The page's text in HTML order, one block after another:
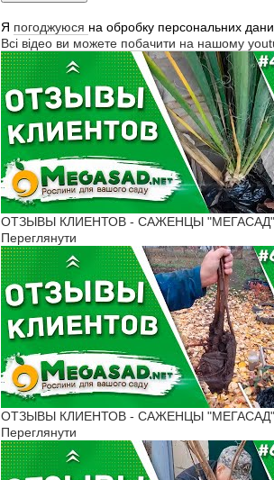
Я погоджуюся на обробку персональних
Всі відео ви можете побачити на нашому
ОТЗЫВЫ КЛИЕНТОВ - САЖЕНЦЫ "МЕГАСАД" |
Переглянути
ОТЗЫВЫ КЛИЕНТОВ - САЖЕНЦЫ "МЕГАСАД" |
Переглянути